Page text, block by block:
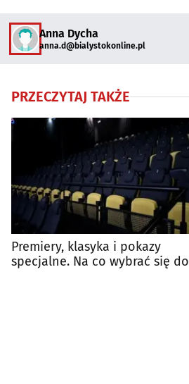
Anna Dycha
anna.d@bialystokonline.pl
PRZECZYTAJ TAKŻE
Premiery, klasyka i pokazy
specjalne. Na co wybrać się do